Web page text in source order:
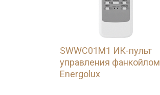
SWWC01M1 ИК-пульт
управления фанкойлом
Energolux